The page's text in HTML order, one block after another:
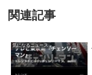
関連記事
気になるニュース